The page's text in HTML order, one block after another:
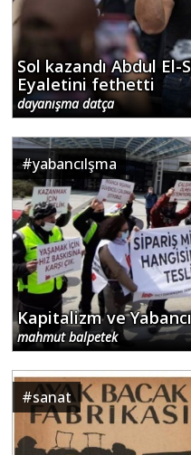
Sol kazandı Abdul El-
Eyaletini fethetti
dayanışma datça
#yabancılşma
Kapitalizm ve
mahmut balpetek
#sanat